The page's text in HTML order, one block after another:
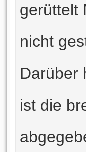
gerüttelt
nicht
Darüber
ist die